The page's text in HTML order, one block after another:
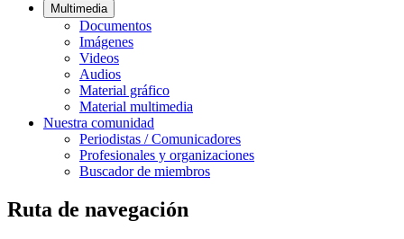
Multimedia
Documentos
Imágenes
Videos
Audios
Material gráfico
Material multimedia
Nuestra comunidad
Periodistas / Comunicadores
Profesionales y organizaciones
Buscador de miembros
Ruta de navegación